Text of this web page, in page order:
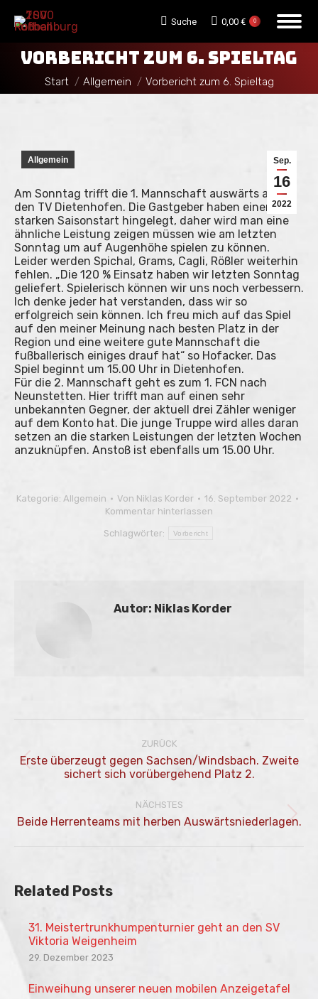
Search:
Suche 0,00 € 0
VORBERICHT ZUM 6. SPIELTAG
Sie befinden sich hier:
Start Allgemein Vorbericht zum 6. Spieltag
Sep.
16
2022
Allgemein
Am Sonntag trifft die 1. Mannschaft auswärts auf
den TV Dietenhofen. Die Gastgeber haben einen
starken Saisonstart hingelegt, daher wird man eine
ähnliche Leistung zeigen müssen wie am letzten
Sonntag um auf Augenhöhe spielen zu können.
Leider werden Spichal, Grams, Cagli, Rößler weiterhin
fehlen. „Die 120 % Einsatz haben wir letzten Sonntag
geliefert. Spielerisch können wir uns noch verbessern.
Ich denke jeder hat verstanden, dass wir so
erfolgreich sein können. Ich freu mich auf das Spiel
auf den meiner Meinung nach besten Platz in der
Region und eine weitere gute Mannschaft die
fußballerisch einiges drauf hat“ so Hofacker. Das
Spiel beginnt um 15.00 Uhr in Dietenhofen.
Für die 2. Mannschaft geht es zum 1. FCN nach
Neunstetten. Hier trifft man auf einen sehr
unbekannten Gegner, der aktuell drei Zähler weniger
auf dem Konto hat. Die junge Truppe wird alles daran
setzen an die starken Leistungen der letzten Wochen
anzuknüpfen. Anstoß ist ebenfalls um 15.00 Uhr.
Kategorie: Allgemein Von Niklas Korder
16. September 2022
Kommentar hinterlassen
Schlagwörter: Vorbericht
Autor: Niklas Korder
ZURÜCK
Vorheriger
Beitrag:
Erste überzeugt gegen Sachsen/Windsbach. Zweite
sichert sich vorübergehend Platz 2.
NÄCHSTES
Nächster
Beide Herrenteams mit herben Auswärtsniederlagen.
Related Posts
31. Meistertrunkhumpenturnier geht an den SV
Viktoria Weigenheim
29. Dezember 2023
Einweihung unserer neuen mobilen Anzeigetafel